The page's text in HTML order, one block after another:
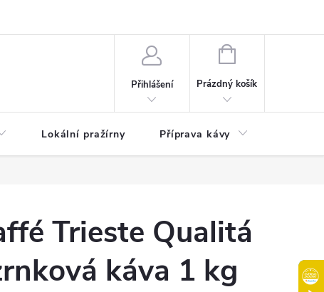
Přihlášení
NÁKUPNÍ
Prázdný košík
Lokální pražírny Příprava kávy
Trieste Qualitá
káva 1 kg